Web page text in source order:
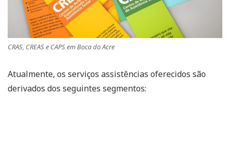
CRAS, CREAS e CAPS em Boca do Acre
Atualmente, os serviços assistências oferecidos são
derivados dos seguintes segmentos: